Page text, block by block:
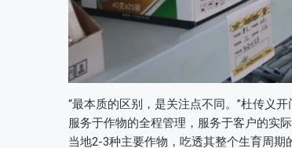
“最本质的区别，是关注点不同。”杜传义
服务于作物的全程管理，服务于客户的实
当地2-3种主要作物，吃透其整个生育周